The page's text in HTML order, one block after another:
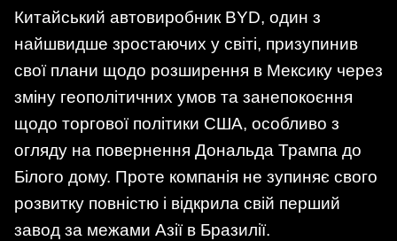
Китайський автовиробник BYD, один з
найшвидше зростаючих у світі, призупинив
свої плани щодо розширення в Мексику через
зміну геополітичних умов та занепокоєння
щодо торгової політики США, особливо з
огляду на повернення Дональда Трампа до
Білого дому. Проте компанія не зупиняє свого
розвитку повністю і відкрила свій перший
завод за межами Азії в Бразилії.